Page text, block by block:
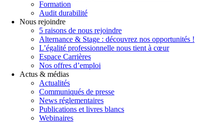
Formation
Audit durabilité
Nous rejoindre
5 raisons de nous rejoindre
Alternance & Stage : découvrez nos opportunités !
L’égalité professionnelle nous tient à cœur
Espace Carrières
Nos offres d’emploi
Actus & médias
Actualités
Communiqués de presse
News réglementaires
Publications et livres blancs
Webinaires